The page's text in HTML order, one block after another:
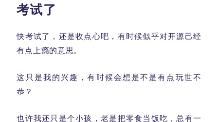
考试了
快考试了，还是收点心吧，有时候似乎对开源己经
有点上瘾的意思。
这只是我的兴趣，有时候会想是不是有点玩世不
恭？
也许我还只是个小孩，老是把零食当饭吃，总有一